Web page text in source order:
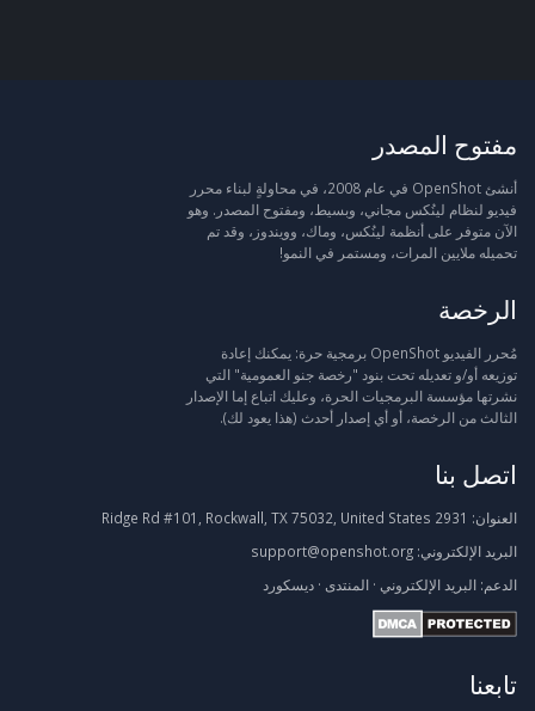
مفتوح المصدر
أنشئ OpenShot في عام 2008، في محاولةٍ لبناء محرر
فيديو لنظام لينُكس مجاني، وبسيط، ومفتوح المصدر. وهو
الآن متوفر على أنظمة لينُكس، وماك، وويندوز، وقد تم
تحميله ملايين المرات، ومستمر في النمو!
الرخصة
مُحرر الفيديو OpenShot برمجية حرة: يمكنك إعادة
توزيعه أو/و تعديله تحت بنود "رخصة جنو العمومية" التي
نشرتها مؤسسة البرمجيات الحرة، وعليك اتباع إما الإصدار
الثالث من الرخصة، أو أي إصدار أحدث (هذا يعود لك).
اتصل بنا
العنوان:
البريد الإلكتروني: support@openshot.org
الدعم: البريد الإلكتروني · المنتدى · ديسكورد
تابعنا